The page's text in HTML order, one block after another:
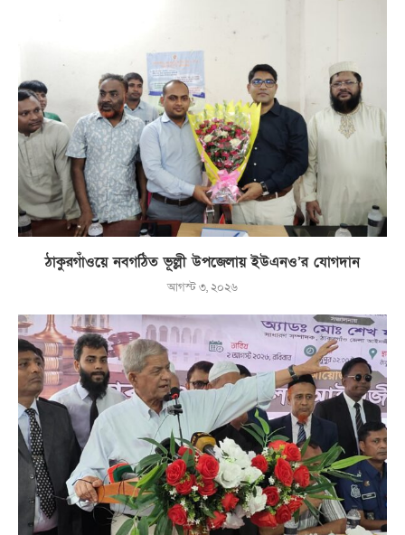
ঠাকুরগাঁওয়ে নবগঠিত ভূল্লী উপজেলায় ইউএনও’র যোগদান
আগস্ট ৩, ২০২৬